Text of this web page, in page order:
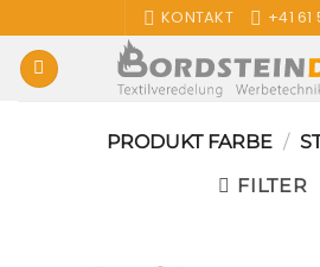
Inhalt
springen
KONTAKT +41 61
PRODUKT FARBE /
FILTER